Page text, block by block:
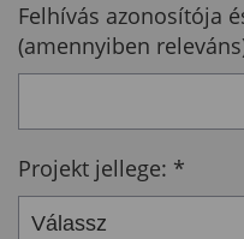
Felhívás azonosítója
(amennyiben
Projekt jellege: *